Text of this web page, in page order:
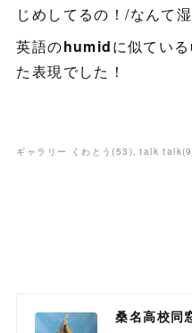
じめしてるの！/なんて
英語のhumidに似ている
た表現でした！
ギャラリー くわとう(53 ) talk talk(
桑名高校同